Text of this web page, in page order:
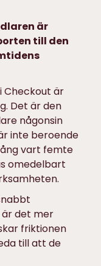
är
till den
Checkout är
Det är den
någonsin
inte beroende
vart femte
omedelbart
det mer
friktionen
till att de